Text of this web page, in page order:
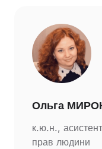
Ольга
к.ю.н.,
прав людини